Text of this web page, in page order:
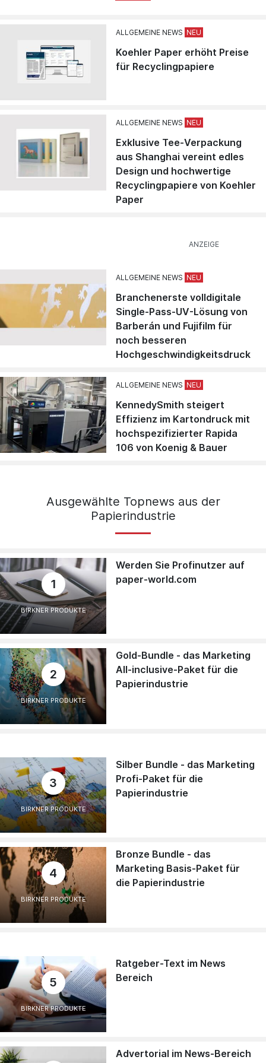
ALLGEMEINE NEWS
Koehler Paper erhöht Preise
für Recyclingpapiere
ALLGEMEINE NEWS
Exklusive Tee-Verpackung
aus Shanghai vereint edles
Design und hochwertige
Recyclingpapiere von Koehler
Paper
ALLGEMEINE NEWS
Branchenerste volldigitale
Single-Pass-UV-Lösung von
Barberán und Fujifilm für
noch besseren
Hochgeschwindigkeitsdruck
ALLGEMEINE NEWS
KennedySmith steigert
Effizienz im Kartondruck mit
hochspezifizierter Rapida
106 von Koenig & Bauer
Ausgewählte Topnews aus der
Papierindustrie
1
BIRKNER PRODUKTE
Werden Sie Profinutzer auf
paper-world.com
2
BIRKNER PRODUKTE
Gold-Bundle - das Marketing
All-inclusive-Paket für die
Papierindustrie
3
BIRKNER PRODUKTE
Silber Bundle - das Marketing
Profi-Paket für die
Papierindustrie
4
BIRKNER PRODUKTE
Bronze Bundle - das
Marketing Basis-Paket für
die Papierindustrie
5
BIRKNER PRODUKTE
Ratgeber-Text im News
Bereich
Advertorial im News-Bereich